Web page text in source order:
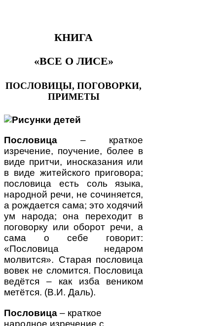
КНИГА
«ВСЕ О ЛИСЕ»
ПОСЛОВИЦЫ, ПОГОВОРКИ,
ПРИМЕТЫ
Пословица – краткое
изречение, поучение, более в
виде притчи, иносказания или
в виде житейского приговора;
пословица есть соль языка,
народной речи, не сочиняется,
а рождается сама; это ходячий
ум народа; она переходит в
поговорку или оборот речи, а
сама о себе говорит:
«Пословица недаром
молвится». Старая пословица
вовек не сломится. Пословица
ведётся – как изба веником
метётся. (В.И. Даль).
Пословица – краткое
народное изречение с